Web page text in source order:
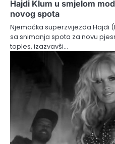
Hajdi Klum u smjelom
novog spota
Njemačka superzvijezda Hajdi
sa snimanja spota za novu
toples, izazvavši…